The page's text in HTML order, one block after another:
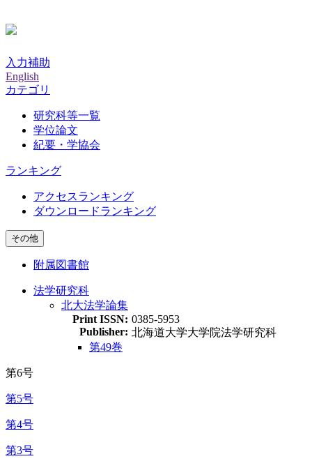
入力補助
English
カテゴリ
研究科等一覧
学位論文
紀要・学協会
ランキング
アクセスランキング
ダウンロードランキング
その他
附属図書館
法学研究科
北大法学論集
Print ISSN: 0385-5953
Publisher: 北海道大学大学院法学研究科
第49巻
第6号
第5号
第4号
第3号